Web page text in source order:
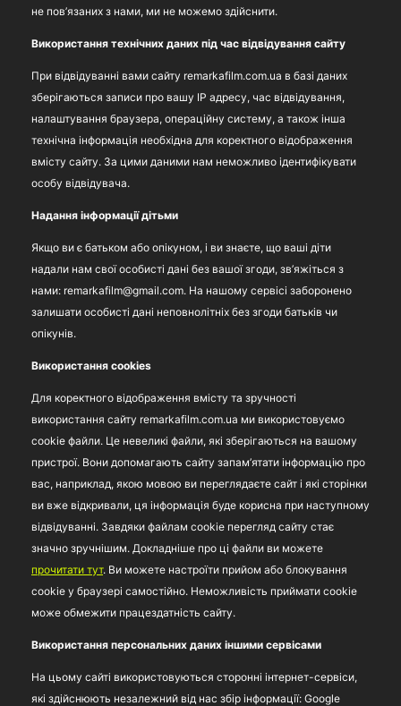
не пов’язаних з нами, ми не можемо здійснити.
Використання технічних даних під час відвідування сайту
При відвідуванні вами сайту remarkafilm.com.ua в базі даних
зберігаються записи про вашу IP адресу, час відвідування,
налаштування браузера, операційну систему, а також інша
технічна інформація необхідна для коректного відображення
вмісту сайту. За цими даними нам неможливо ідентифікувати
особу відвідувача.
Надання інформації дітьми
Якщо ви є батьком або опікуном, і ви знаєте, що ваші діти
надали нам свої особисті дані без вашої згоди, зв’яжіться з
нами: remarkafilm@gmail.com. На нашому сервісі заборонено
залишати особисті дані неповнолітніх без згоди батьків чи
опікунів.
Використання cookies
Для коректного відображення вмісту та зручності
використання сайту remarkafilm.com.ua ми використовуємо
cookie файли. Це невеликі файли, які зберігаються на вашому
пристрої. Вони допомагають сайту запам’ятати інформацію про
вас, наприклад, якою мовою ви переглядаєте сайт і які сторінки
ви вже відкривали, ця інформація буде корисна при наступному
відвідуванні. Завдяки файлам cookie перегляд сайту стає
значно зручнішим. Докладніше про ці файли ви можете
прочитати тут. Ви можете настроїти прийом або блокування
cookie у браузері самостійно. Неможливість приймати cookie
може обмежити працездатність сайту.
Використання персональних даних іншими сервісами
На цьому сайті використовуються сторонні інтернет-сервіси,
які здійснюють незалежний від нас збір інформації: Google